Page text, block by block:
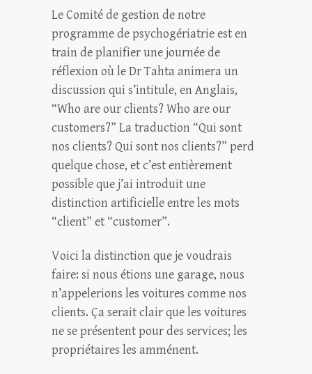
Le Comité de gestion de notre
programme de psychogériatrie est en
train de planifier une journée de
réflexion où le Dr Tahta animera un
discussion qui s’intitule, en Anglais,
“Who are our clients? Who are our
customers?” La traduction “Qui sont
nos clients? Qui sont nos clients?” perd
quelque chose, et c’est entièrement
possible que j’ai introduit une
distinction artificielle entre les mots
“client” et “customer”.
Voici la distinction que je voudrais
faire: si nous étions une garage, nous
n’appelerions les voitures comme nos
clients. Ça serait clair que les voitures
ne se présentent pour des services; les
propriétaires les amménent.